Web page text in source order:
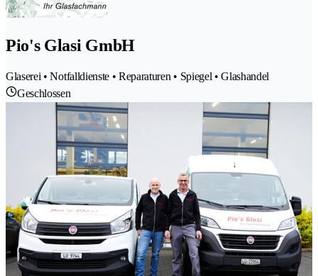
Pio's Glasi GmbH
Glaserei • Notfalldienste • Reparaturen • Spiegel • Glashandel
Geschlossen